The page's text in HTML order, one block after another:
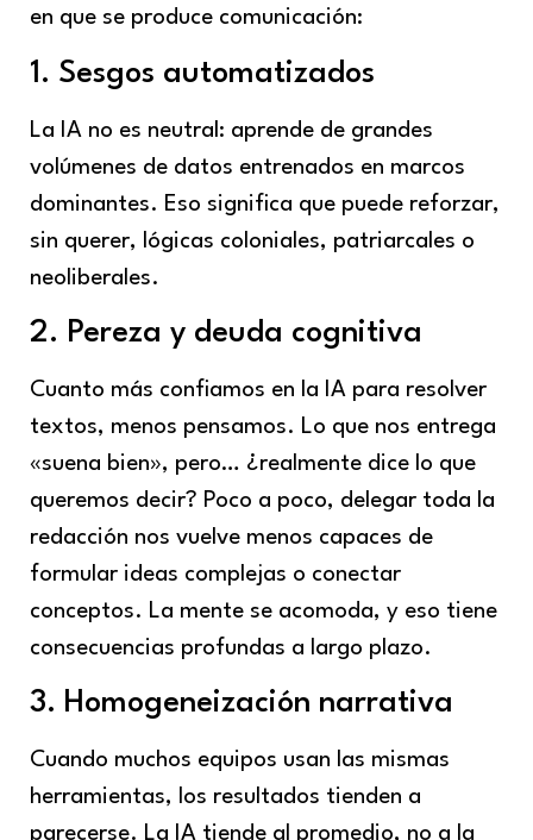
en que se produce comunicación:
1. Sesgos automatizados
La IA no es neutral: aprende de grandes
volúmenes de datos entrenados en marcos
dominantes. Eso significa que puede reforzar,
sin querer, lógicas coloniales, patriarcales o
neoliberales.
2. Pereza y deuda cognitiva
Cuanto más confiamos en la IA para resolver
textos, menos pensamos. Lo que nos entrega
«suena bien», pero… ¿realmente dice lo que
queremos decir? Poco a poco, delegar toda la
redacción nos vuelve menos capaces de
formular ideas complejas o conectar
conceptos. La mente se acomoda, y eso tiene
consecuencias profundas a largo plazo.
3. Homogeneización narrativa
Cuando muchos equipos usan las mismas
herramientas, los resultados tienden a
parecerse. La IA tiende al promedio, no a la